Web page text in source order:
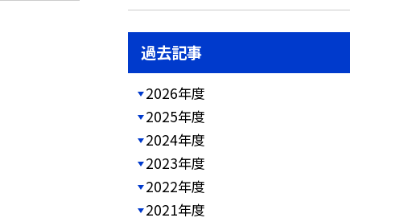
過去記事
2026年度
2025年度
2024年度
2023年度
2022年度
2021年度